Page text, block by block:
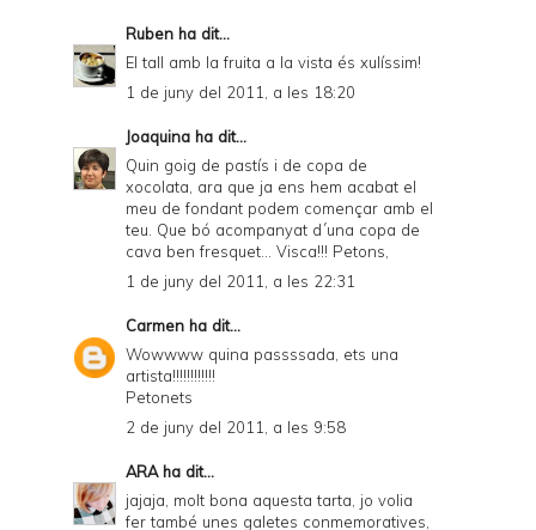
Ruben ha dit...
El tall amb la fruita a la vista és xulíssim!
1 de juny del 2011, a les 18:20
Joaquina ha dit...
Quin goig de pastís i de copa de
xocolata, ara que ja ens hem acabat el
meu de fondant podem començar amb el
teu. Que bó acompanyat d´una copa de
cava ben fresquet... Visca!!! Petons,
1 de juny del 2011, a les 22:31
Carmen ha dit...
Wowwww quina passssada, ets una
artista!!!!!!!!!!!!
Petonets
2 de juny del 2011, a les 9:58
ARAha dit...
jajaja, molt bona aquesta tarta, jo volia
fer també unes galetes conmemoratives,